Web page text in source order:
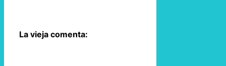
La vieja comenta: